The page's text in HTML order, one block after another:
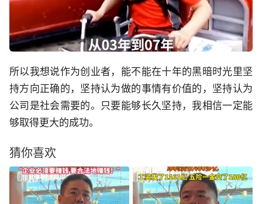
所以我想说作为创业者，能不能在十年的黑暗时光里坚
持方向正确的，坚持认为做的事情有价值的，坚持认为
公司是社会需要的。只要能够长久坚持，我相信一定能
够取得更大的成功。
猜你喜欢